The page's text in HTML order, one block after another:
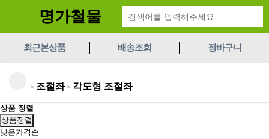
명가철물
최근본상품 배송조회 장바구니
> 조절좌> 각도형 조절좌
상품 정렬
상품정렬
낮은가격순